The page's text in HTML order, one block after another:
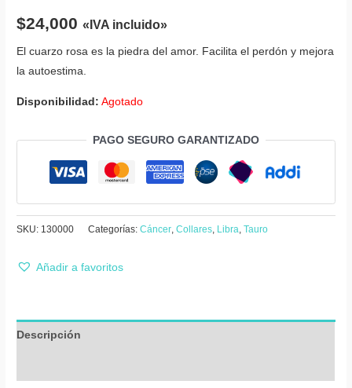
$24,000 «IVA incluido»
El cuarzo rosa es la piedra del amor. Facilita el perdón y mejora
la autoestima.
Disponibilidad: Agotado
PAGO SEGURO GARANTIZADO
SKU: 130000 Categorías:Cáncer ,Collares Libra ,Tauro
Añadir a favoritos
Descripción